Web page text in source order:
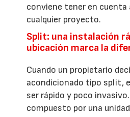
conviene tener en cuenta
cualquier proyecto.
Split: una instalación
ubicación marca la
Cuando un propietario
acondicionado tipo split,
ser rápido y poco
compuesto por una